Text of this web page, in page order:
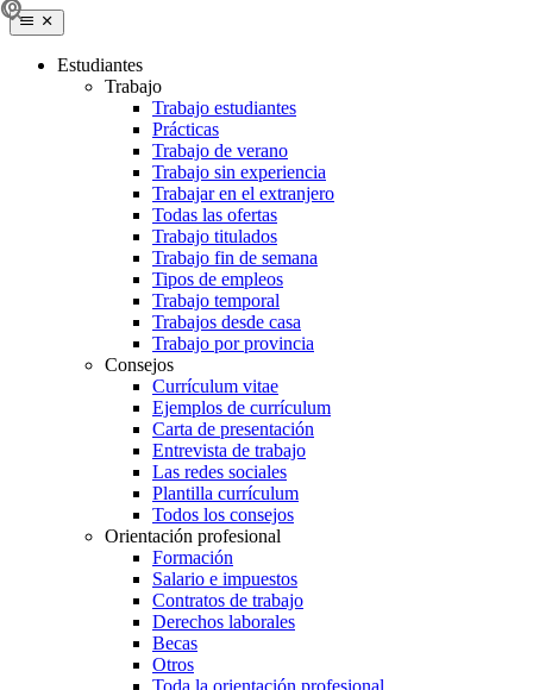
Estudiantes
Trabajo
Trabajo estudiantes
Prácticas
Trabajo de verano
Trabajo sin experiencia
Trabajar en el extranjero
Todas las ofertas
Trabajo titulados
Trabajo fin de semana
Tipos de empleos
Trabajo temporal
Trabajos desde casa
Trabajo por provincia
Consejos
Currículum vitae
Ejemplos de currículum
Carta de presentación
Entrevista de trabajo
Las redes sociales
Plantilla currículum
Todos los consejos
Orientación profesional
Formación
Salario e impuestos
Contratos de trabajo
Derechos laborales
Becas
Otros
Toda la orientación profesional